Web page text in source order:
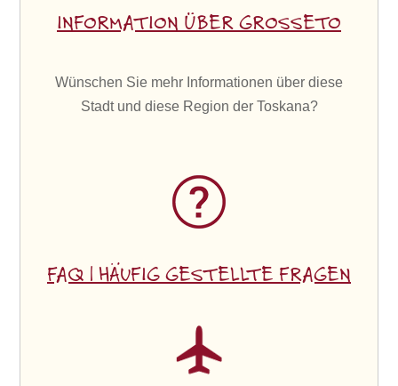
INFORMATION ÜBER GROSSETO
Wünschen Sie mehr Informationen über diese
Stadt und diese Region der Toskana?
FAQ | HÄUFIG GESTELLTE FRAGEN